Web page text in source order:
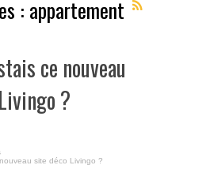
: appartement
ce nouveau
?
site déco Livingo ?